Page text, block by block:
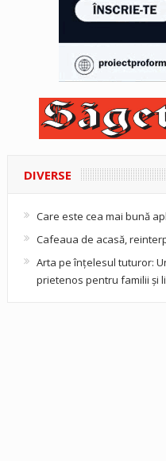
DIVERSE
Care este cea mai bună
Cafeaua de acasă,
Arta pe înțelesul tuturor:
prietenos pentru familii și